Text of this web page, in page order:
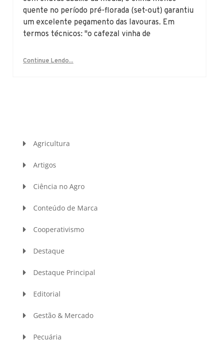
quente no período pré-florada (set-out) garantiu
um excelente pegamento das lavouras. Em
termos técnicos: "o cafezal vinha de
Continue Lendo...
Agricultura
Artigos
Ciência no Agro
Conteúdo de Marca
Cooperativismo
Destaque
Destaque Principal
Editorial
Gestão & Mercado
Pecuária